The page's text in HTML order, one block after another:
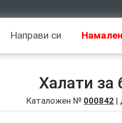
Направи си
Халати за
Каталожен № 000842 |